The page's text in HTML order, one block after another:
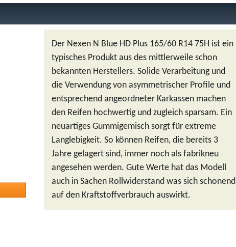
Der Nexen N Blue HD Plus 165/60 R14 75H ist ein
typisches Produkt aus des mittlerweile schon
bekannten Herstellers. Solide Verarbeitung und
die Verwendung von asymmetrischer Profile und
entsprechend angeordneter Karkassen machen
den Reifen hochwertig und zugleich sparsam. Ein
neuartiges Gummigemisch sorgt für extreme
Langlebigkeit. So können Reifen, die bereits 3
Jahre gelagert sind, immer noch als fabrikneu
angesehen werden. Gute Werte hat das Modell
auch in Sachen Rollwiderstand was sich schonend
auf den Kraftstoffverbrauch auswirkt.